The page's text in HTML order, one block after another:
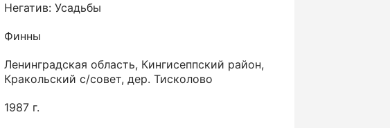
Негатив: Усадьбы
Финны
Ленинградская область, Кингисеппский район,
Кракольский с/совет, дер. Тисколово
1987 г.